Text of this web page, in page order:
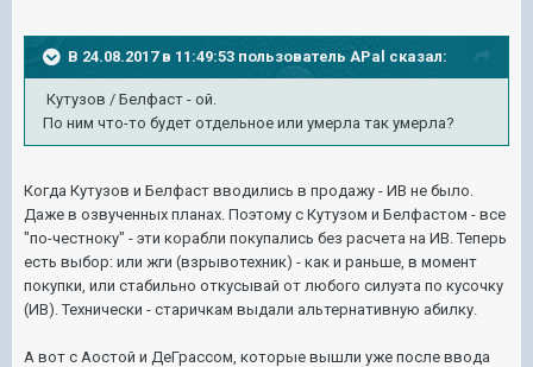
В 24.08.2017 в 11:49:53 пользователь APal сказал:
Кутузов / Белфаст - ой.
По ним что-то будет отдельное или умерла так умерла?
Когда Кутузов и Белфаст вводились в продажу - ИВ не было.
Даже в озвученных планах. Поэтому с Кутузом и Белфастом - все
"по-честноку" - эти корабли покупались без расчета на ИВ. Теперь
есть выбор: или жги (взрывотехник) - как и раньше, в момент
покупки, или стабильно откусывай от любого силуэта по кусочку
(ИВ). Технически - старичкам выдали альтернативную абилку.
А вот с Аостой и ДеГрассом, которые вышли уже после ввода